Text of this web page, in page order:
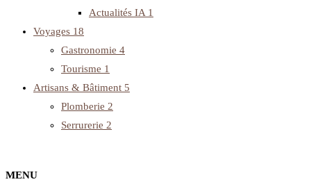
Actualités IA 1
Voyages 18
Gastronomie 4
Tourisme 1
Artisans & Bâtiment 5
Plomberie 2
Serrurerie 2
MENU